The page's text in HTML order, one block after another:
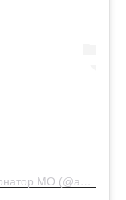
Публикация от Андрей Воробьев Губернатор МО (@andreyvorobiev)